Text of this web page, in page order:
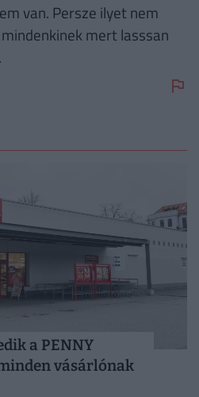
van. Persze ilyet nem
mert lasssan
a PENNY
vásárlónak